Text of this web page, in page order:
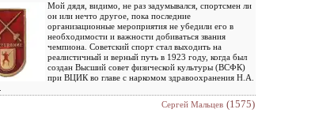
Мой дядя, видимо, не раз задумывался, спортсмен ли
он или нечто другое, пока последние
организационные мероприятия не убедили его в
необходимости и важности добиваться звания
чемпиона. Советский спорт стал выходить на
реалистичный и верный путь в 1923 году, когда был
создан Высший совет физической культуры (ВСФК)
при ВЦИК во главе с наркомом здравоохранения Н.А.
Сергей Мальцев (1575)